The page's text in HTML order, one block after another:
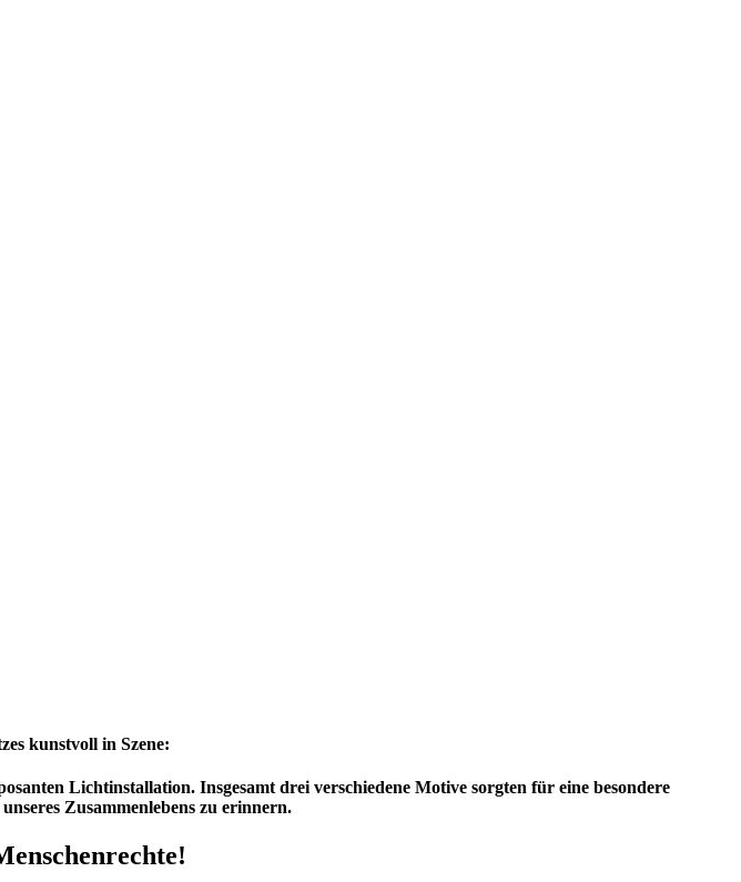
kunstvoll in Szene:
Lichtinstallation. Insgesamt drei verschiedene Motive sorgten für eine besondere
Zusammenlebens zu erinnern.